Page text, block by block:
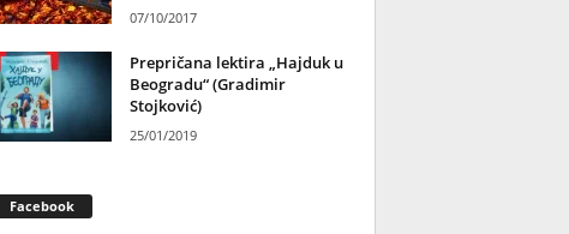
07/10/2017
Prepričana lektira „Hajduk u
Beogradu“ (Gradimir
Stojković)
25/01/2019
Facebook